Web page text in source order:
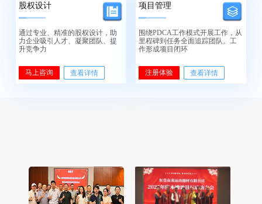
股权设计
通过专业、精准的股权设计，助
力企业吸引人才、凝聚团队、提
升竞争力
马上咨询 查看详情
项目管理
围绕PDCA工作模式开展工作，从
里程碑到任务全面追踪团队。工
作形成项目闭环
注册体验 查看详情